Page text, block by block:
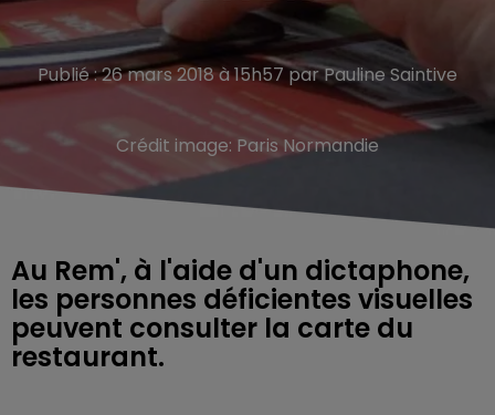
Publié : 26 mars 2018 à 15h57 par Pauline Saintive
Crédit image: Paris Normandie
Au Rem', à l'aide d'un dictaphone,
les personnes déficientes visuelles
peuvent consulter la carte du
restaurant.